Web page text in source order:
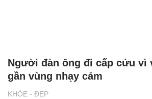
KHỎE - ĐẸP
Người đàn ông đi cấp cứu vì
gần vùng nhạy cảm